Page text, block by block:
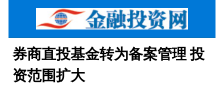
券商直投基金转为备案管理 投
资范围扩大